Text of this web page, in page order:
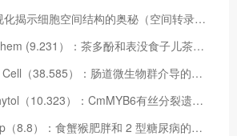
空间转录组学可视化揭示细胞空间结构的奥秘（空间转录组测序技术）
文献解读|Food Chem (9.231）：茶多酚和表没食子儿茶素没食子酸酯通过调节肝脏代谢和重建肠道微生物群改善高脂血症
文献解读|Cancer Cell（38.585）：肠道微生物群介导的核苷酸合成减弱了直肠癌对新辅助放化疗的反应
文献解读|New Phytol（10.323）：CmMYB6有丝分裂遗传的表观遗传修饰调控菊花花青素的生物合成
文献解读|Cell Rep（8.8）：食蟹猴肥胖和 2 型糖尿病的转录组和蛋白质组图谱